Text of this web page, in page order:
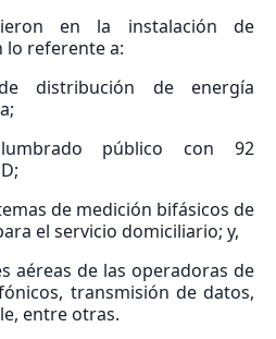
en la instalación de
lo referente a:
distribución de energía
público con 92
de medición bifásicos de
el servicio domiciliario; y,
aéreas de las operadoras de
transmisión de datos,
entre otras.